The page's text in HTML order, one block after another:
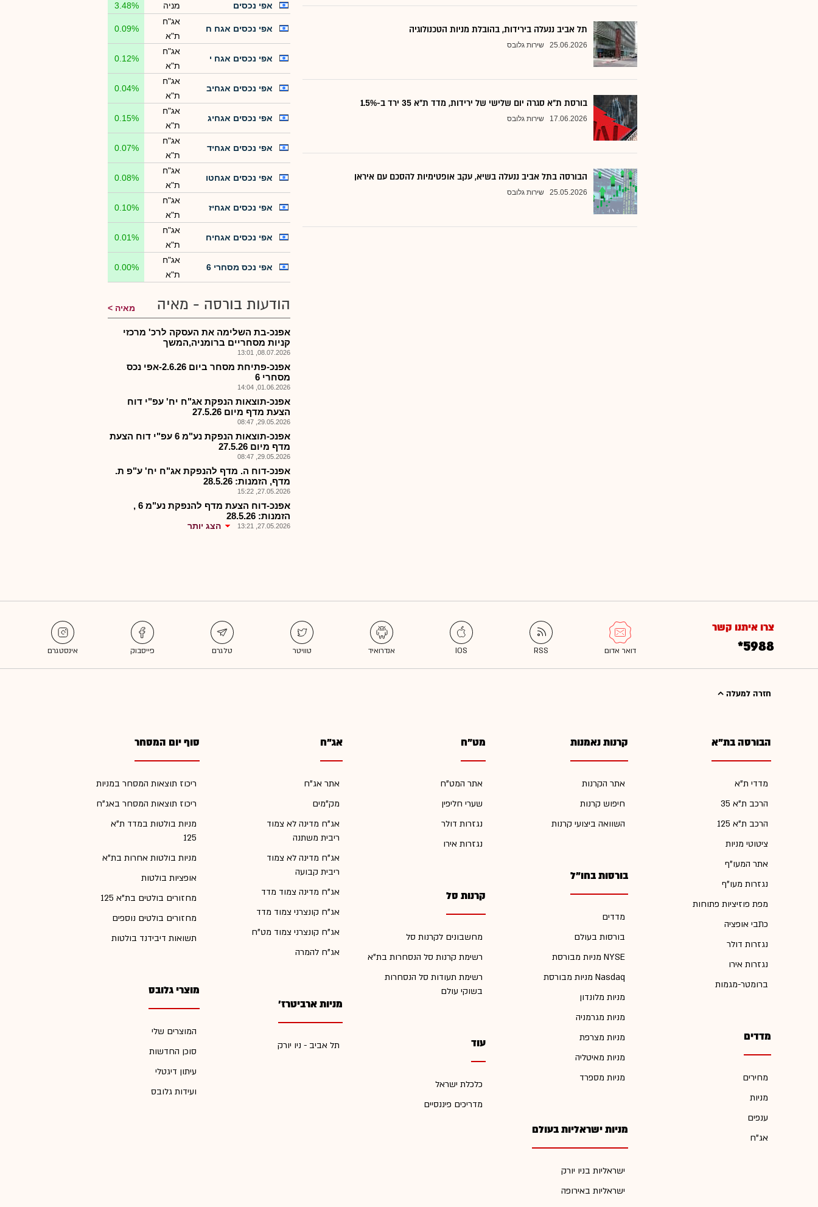
תל אביב ננעלה בירידות, בהובלת מניות הטכנולוגיה
25.06.2026 שירות גלובס
בורסת ת"א סגרה יום שלישי של ירידות, מדד ת"א 35 ירד ב-1.5%
17.06.2026 שירות גלובס
הבורסה בתל אביב ננעלה בשיא, עקב אופטימיות להסכם עם איראן
25.05.2026 שירות גלובס
אפי נכסים מניה 3.48%
אפי נכסים אגח ח
אג"ח
ת"א
0.09%
אפי נכסים אגח י
אג"ח
ת"א
0.12%
אפי נכסים אגחיב
אג"ח
ת"א
0.04%
אפי נכסים אגחיג
אג"ח
ת"א
0.15%
אפי נכסים אגחיד
אג"ח
ת"א
0.07%
אפי נכסים אגחטו
אג"ח
ת"א
0.08%
אפי נכסים אגחיז
אג"ח
ת"א
0.10%
אפי נכסים אגחיח
אג"ח
ת"א
0.01%
אפי נכס מסחרי 6
אג"ח
ת"א
0.00%
הודעות בורסה - מאיה מאיה
אפנכ-בת השלימה את העסקה לרכ' מרכזי
קניות מסחריים ברומניה,המשך
08.07.2026, 13:01
אפנכ-פתיחת מסחר ביום 2.6.26-אפי נכס
מסחרי 6
01.06.2026, 14:04
אפנכ-תוצאות הנפקת אג"ח יח' עפ"י דוח
הצעת מדף מיום 27.5.26
29.05.2026, 08:47
אפנכ-תוצאות הנפקת נע"מ 6 עפ"י דוח הצעת
מדף מיום 27.5.26
29.05.2026, 08:47
אפנכ-דוח ה. מדף להנפקת אג"ח יח' ע"פ ת.
מדף, הזמנות: 28.5.26
27.05.2026, 15:22
אפנכ-דוח הצעת מדף להנפקת נע"מ 6 ,
הזמנות: 28.5.26
27.05.2026, 13:21 הצג יותר
צרו איתנו קשר
*5988
חזרה למעלה
הבורסה בת"א
מדדי ת"א
הרכב ת"א 35
הרכב ת"א 125
ציטוטי מניות
אתר המעו"ף
נגזרות מעו"ף
מפת פוזיציות פתוחות
כתבי אופציה
נגזרות דולר
נגזרות אירו
ברומטר-מגמות
מדדים
מחירים
מניות
ענפים
אג"ח
קרנות נאמנות
אתר הקרנות
חיפוש קרנות
השוואה ביצועי קרנות
בורסות בחו"ל
מדדים
בורסות בעולם
מניות מבורסת NYSE
מניות מבורסת Nasdaq
מניות מלונדון
מניות מגרמניה
מניות מצרפת
מניות מאיטליה
מניות מספרד
מניות ישראליות בעולם
ישראליות בניו יורק
ישראליות באירופה
מט"ח
אתר המט"ח
שערי חליפין
נגזרות דולר
נגזרות אירו
קרנות סל
מחשבונים לקרנות סל
רשימת קרנות סל הנסחרות בת"א
רשימת תעודות סל הנסחרות
בשוקי עולם
עוד
כלכלת ישראל
מדריכים פיננסיים
אג"ח
אתר אג"ח
מק"מים
אג"ח מדינה לא צמוד
ריבית משתנה
אג"ח מדינה לא צמוד
ריבית קבועה
אג"ח מדינה צמוד מדד
אג"ח קונצרני צמוד מדד
אג"ח קונצרני צמוד מט"ח
אג"ח להמרה
מניות ארביטרז'
תל אביב - ניו יורק
סוף יום המסחר
ריכוז תוצאות המסחר במניות
ריכוז תוצאות המסחר באג"ח
מניות בולטות במדד ת"א
125
מניות בולטות אחרות בת"א
אופציות בולטות
מחזורים בולטים בת"א 125
מחזורים בולטים נוספים
תשואות דיבידנד בולטות
מוצרי גלובס
המוצרים שלי
סוכן החדשות
עיתון דיגטלי
ועידות גלובס